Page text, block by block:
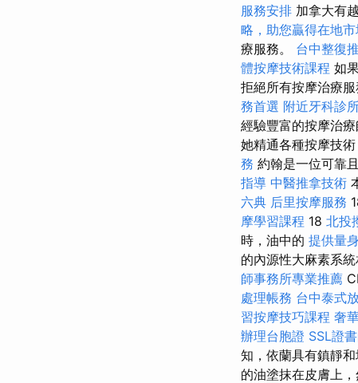
服務安排 加拿大有
略，助您贏得在地
療服務。 台中整復
體按摩技術課程 如
拒絕所有按摩治療服
務首選 附近牙科診
經驗豐富的按摩治
她精通各種按摩技
務 約翰是一位可靠
指導 中醫推拿技術
六典 后里按摩服務
摩學習課程 18 北投
時，油中的 提供量
的內源性大麻素系
師事務所專業推薦
處理帳務 台中泰式
習按摩技巧課程 奢
辦理台胞證 SSL證
知，依蘭具有鎮靜
的油塗抹在皮膚上